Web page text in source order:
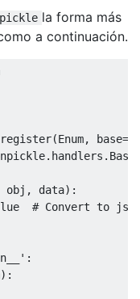
la forma más
a continuación.
data):
# Convert to
:
):